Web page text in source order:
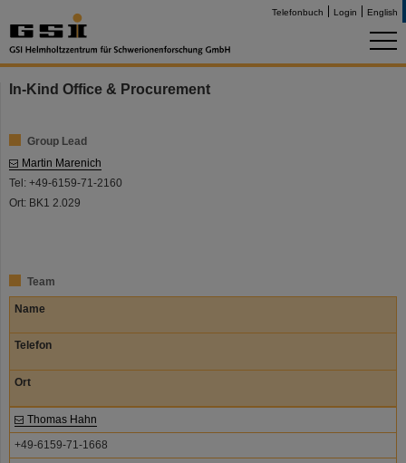
Telefonbuch Login English
In-Kind Office & Procurement
Group Lead
Martin Marenich
Tel: +49-6159-71-2160
Ort: BK1 2.029
Team
Name
Telefon
Ort
Thomas Hahn
+49-6159-71-1668